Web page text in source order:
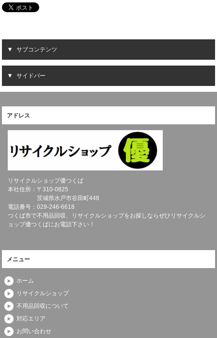
サブコンテンツ
サイドバー
アドレス
リサイクルショップ優つくば
本社住所：〒310-0825
茨城県水戸市谷田町448
電話番号：029-246-6618
つくば市で不用品回収、リサイクルショップをお探しならぜひリサイクルシ
ョップ優つくばにお電話下さい！
メニュー
ホーム
リサイクルショップ
不用品回収について
対応エリア
お問い合わせ